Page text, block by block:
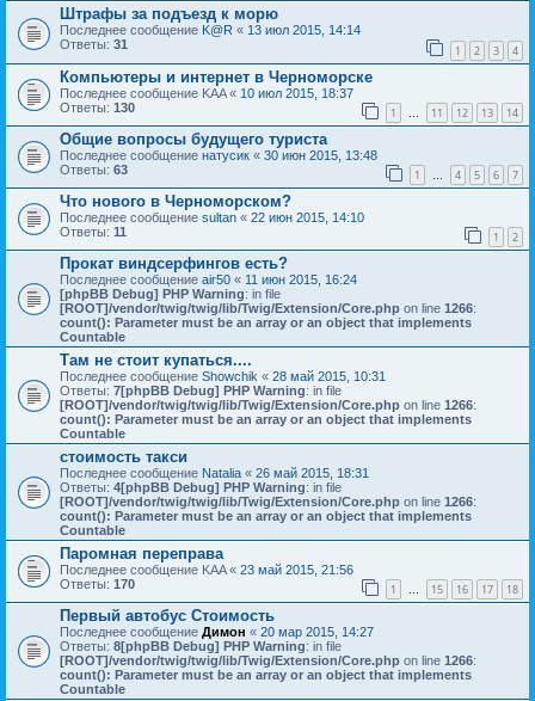
Штрафы за подъезд к морю
Последнее сообщение K@R « 13 июл 2015, 14:14
Ответы: 31 1 2 3 4
Компьютеры и интернет в Черноморске
Последнее сообщение KAA« 10 июл 2015, 18:37
Ответы: 130 1 11 12 13 14
Общие вопросы будущего туриста
Последнее сообщение натусик « 30 июн 2015, 13:48
Ответы: 63 1 4 5 6 7
Что нового в Черноморском?
Последнее сообщение sultan « 22 июн 2015, 14:10
Ответы: 11 1 2
Прокат виндсерфингов есть?
Последнее сообщение air50 « 11 июн 2015, 16:24
[phpBB Debug] PHP Warning: in file
[ROOT]/vendor/twig/twig/lib/Twig/Extension/Core.php on line 1266:
count(): Parameter must be an array or an object that implements
Countable
Там не стоит купаться....
Последнее сообщение Showchik « 28 май 2015, 10:31
Ответы: 7[phpBB Debug] PHP Warning: in file
[ROOT]/vendor/twig/twig/lib/Twig/Extension/Core.php on line 1266:
count(): Parameter must be an array or an object that implements
Countable
стоимость такси
Последнее сообщение Natalia « 26 май 2015, 18:31
Ответы: 4[phpBB Debug] PHP Warning: in file
[ROOT]/vendor/twig/twig/lib/Twig/Extension/Core.php on line 1266:
count(): Parameter must be an array or an object that implements
Countable
Паромная переправа
Последнее сообщение KAA« 23 май 2015, 21:56
Ответы: 170 1 15 16 17 18
Первый автобус Стоимость
Последнее сообщение Димон « 20 мар 2015, 14:27
Ответы: 8[phpBB Debug] PHP Warning: in file
[ROOT]/vendor/twig/twig/lib/Twig/Extension/Core.php on line 1266:
count(): Parameter must be an array or an object that implements
Countable